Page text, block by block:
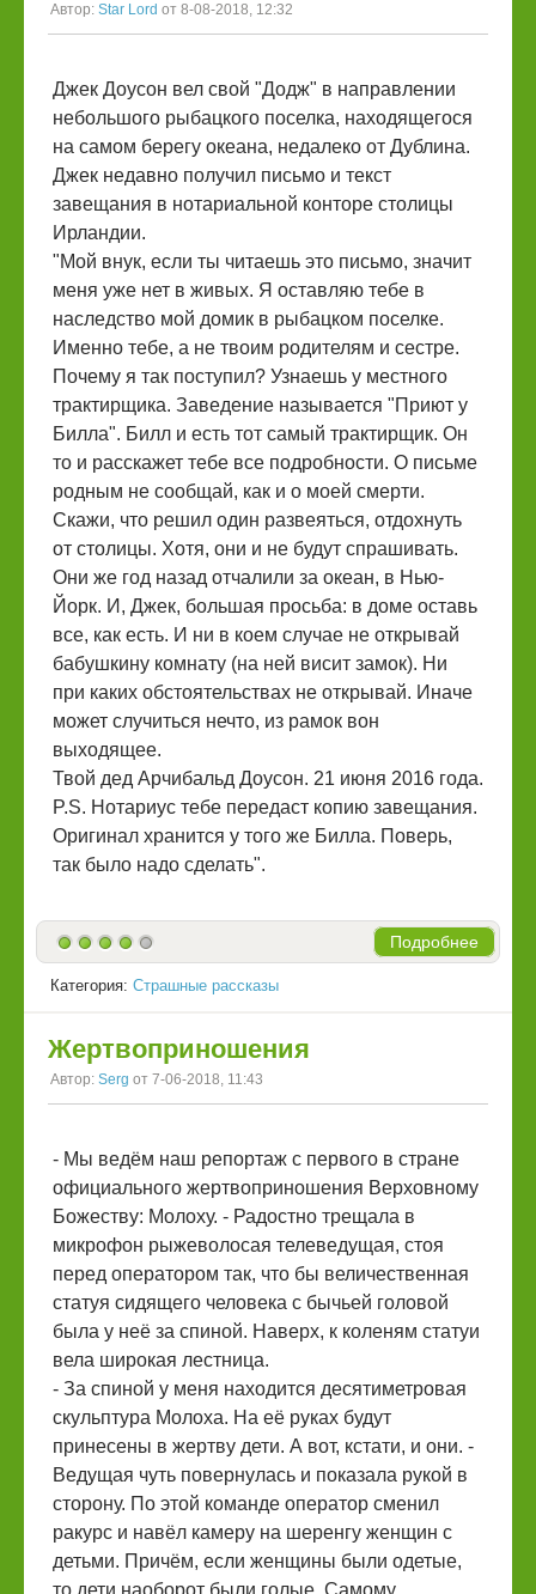
Автор: Star Lord от 8-08-2018, 12:32
Джек Доусон вел свой "Додж" в направлении
небольшого рыбацкого поселка, находящегося
на самом берегу океана, недалеко от Дублина.
Джек недавно получил письмо и текст
завещания в нотариальной конторе столицы
Ирландии.
"Мой внук, если ты читаешь это письмо, значит
меня уже нет в живых. Я оставляю тебе в
наследство мой домик в рыбацком поселке.
Именно тебе, а не твоим родителям и сестре.
Почему я так поступил? Узнаешь у местного
трактирщика. Заведение называется "Приют у
Билла". Билл и есть тот самый трактирщик. Он
то и расскажет тебе все подробности. О письме
родным не сообщай, как и о моей смерти.
Скажи, что решил один развеяться, отдохнуть
от столицы. Хотя, они и не будут спрашивать.
Они же год назад отчалили за океан, в Нью-
Йорк. И, Джек, большая просьба: в доме оставь
все, как есть. И ни в коем случае не открывай
бабушкину комнату (на ней висит замок). Ни
при каких обстоятельствах не открывай. Иначе
может случиться нечто, из рамок вон
выходящее.
Твой дед Арчибальд Доусон. 21 июня 2016 года.
P.S. Нотариус тебе передаст копию завещания.
Оригинал хранится у того же Билла. Поверь,
так было надо сделать".
Подробнее
Категория: Страшные рассказы
Жертвоприношения
Автор: Serg от 7-06-2018, 11:43
- Мы ведём наш репортаж с первого в стране
официального жертвоприношения Верховному
Божеству: Молоху. - Радостно трещала в
микрофон рыжеволосая телеведущая, стоя
перед оператором так, что бы величественная
статуя сидящего человека с бычьей головой
была у неё за спиной. Наверх, к коленям статуи
вела широкая лестница.
- За спиной у меня находится десятиметровая
скульптура Молоха. На её руках будут
принесены в жертву дети. А вот, кстати, и они. -
Ведущая чуть повернулась и показала рукой в
сторону. По этой команде оператор сменил
ракурс и навёл камеру на шеренгу женщин с
детьми. Причём, если женщины были одетые,